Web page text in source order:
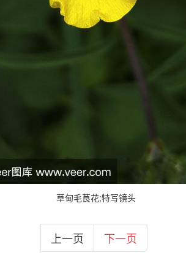
草甸毛茛花;特写镜头
上一页 下一页